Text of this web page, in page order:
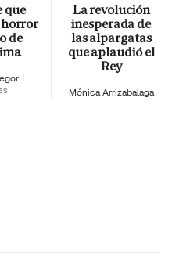
que
horror
de
La revolución
inesperada de
las alpargatas
que aplaudió el
Rey
Mónica Arrizabalaga